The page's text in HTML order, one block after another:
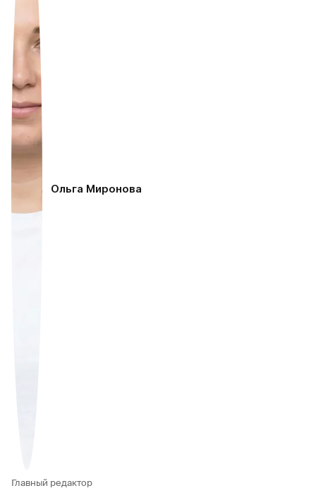
Ольга Миронова
Главный редактор